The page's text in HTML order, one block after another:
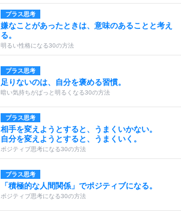
プラス思考
嫌なことがあったときは、意味のあることと考え
る。
明るい性格になる30の方法
プラス思考
足りないのは、自分を褒める習慣。
暗い気持ちがぱっと明るくなる30の方法
プラス思考
相手を変えようとすると、うまくいかない。
自分を変えようとすると、うまくいく。
ポジティブ思考になる30の方法
プラス思考
「積極的な人間関係」でポジティブになる。
ポジティブ思考になる30の方法